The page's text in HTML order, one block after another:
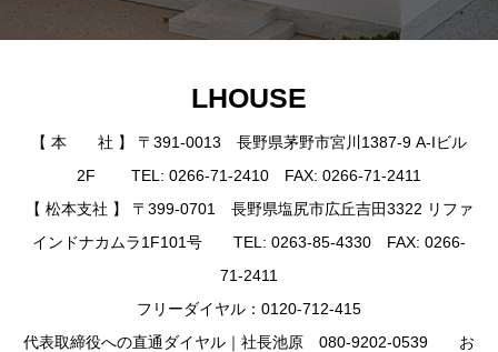
LHOUSE
【 本 社 】 〒391-0013 長野県茅野市宮川1387-9 A-Iビル
2F TEL: 0266-71-2410 FAX: 0266-71-2411
【 松本支社 】 〒399-0701 長野県塩尻市広丘吉田3322 リファ
インドナカムラ1F101号 TEL: 0263-85-4330 FAX: 0266-
71-2411
フリーダイヤル：0120-712-415
代表取締役への直通ダイヤル｜社長池原 080-9202-0539 お